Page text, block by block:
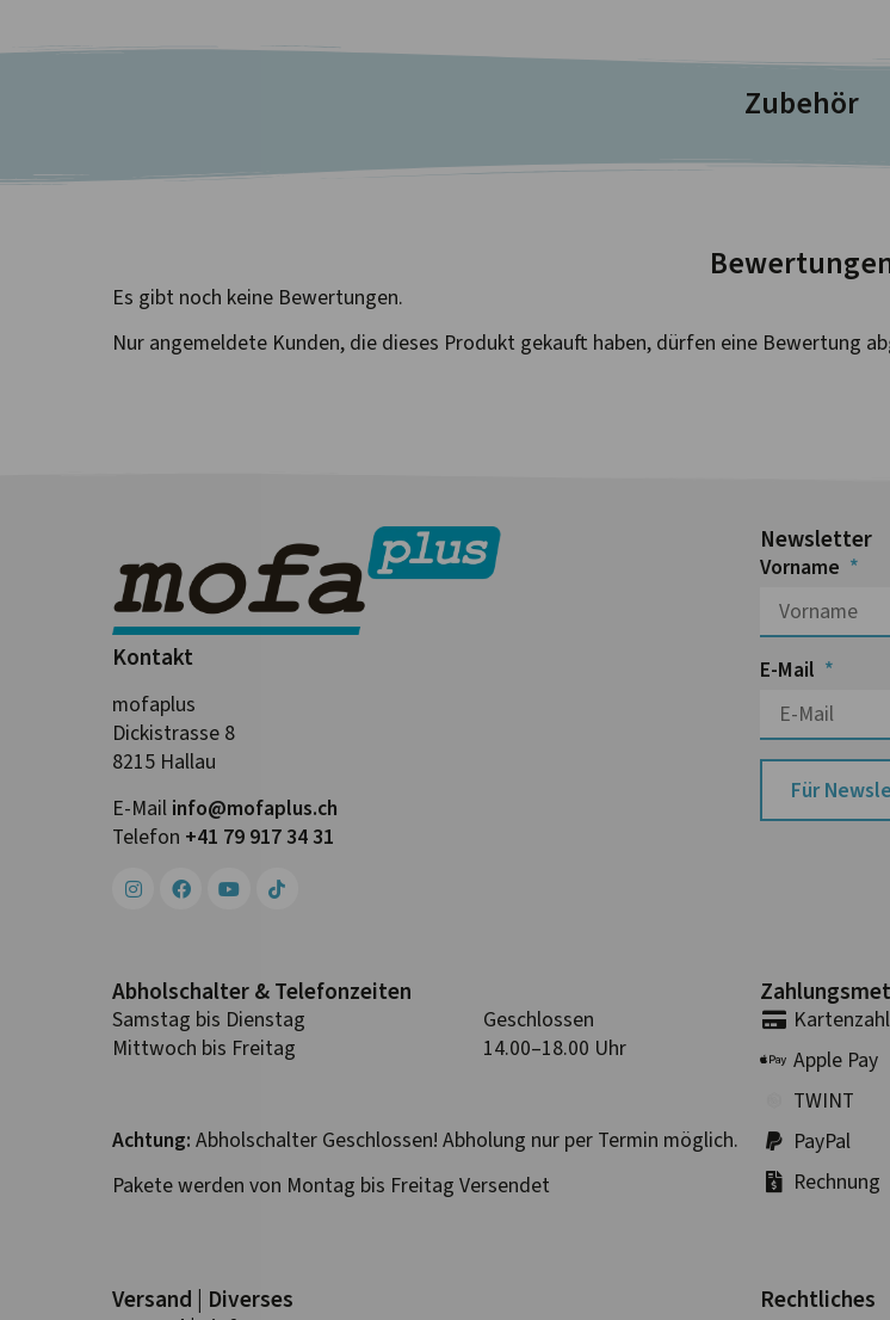
Zubehör
Es gibt noch keine Bewertungen.
Nur angemeldete Kunden, die dieses Produkt gekauft haben, dürfen eine Bewertung
Kontakt
mofaplus
Dickistrasse 8
8215 Hallau
E-Mail info@mofa­plus.ch
Telefon +41 79 917 34 31
Newsletter
Vorname
E-Mail
Für
Abhol­schalter & Telefon­zeiten
Samstag bis Dienstag
Geschlossen
Mittwoch bis Freitag
14.00–18.00 Uhr
Achtung: Abholschalter Geschlossen! Abholung nur per Termin möglich.
Pakete werden von Montag bis Freitag Versendet
Apple Pay
TWINT
PayPal
Rechnung
Versand | Diverses Rechtliches